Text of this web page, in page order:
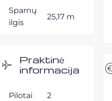
Sparnų
ilgis
25,17 m
Praktinė
informacija
Pilotai 2